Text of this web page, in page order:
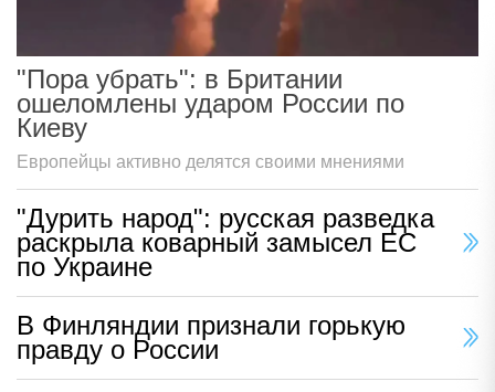
"Пора убрать": в Британии
ошеломлены ударом России по
Киеву
Европейцы активно делятся своими мнениями
"Дурить народ": русская разведка
раскрыла коварный замысел ЕС
по Украине
В Финляндии признали горькую
правду о России